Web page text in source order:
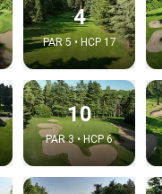
4
PAR 5 • HCP 17
10
PAR 3 • HCP 6